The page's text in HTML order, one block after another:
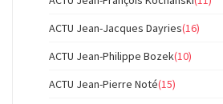
ACTU Jean-Jacques Dayries(16)
ACTU Jean-Philippe Bozek(10)
ACTU Jean-Pierre Noté(15)